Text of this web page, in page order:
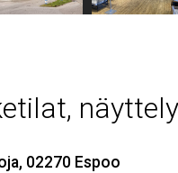
02270 Espoo